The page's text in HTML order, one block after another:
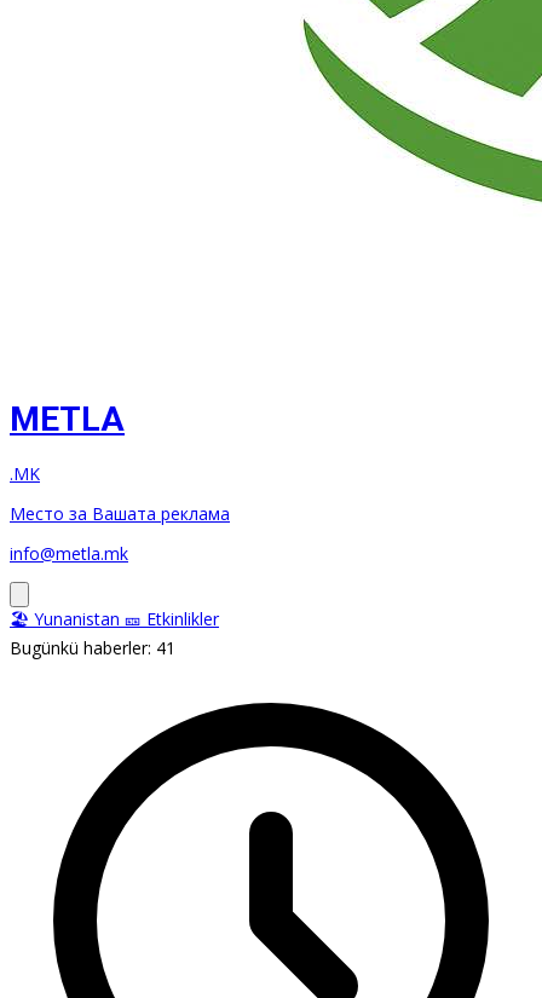
METLA
.MK
Место за Вашата реклама
info@metla.mk
🏖️ Yunanistan 🎫 Etkinlikler
Bugünkü haberler: 41